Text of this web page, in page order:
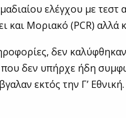
ελέγχου με τεστ
και Μοριακό (PCR) αλλά
δεν
που δεν υπήρχε ήδη
εκτός την Γ’ Εθνική.